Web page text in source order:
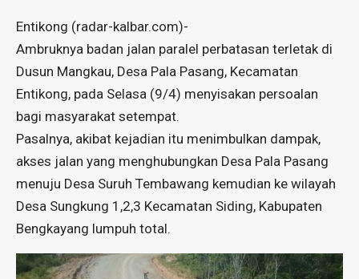
Entikong (radar-kalbar.com)-
Ambruknya badan jalan paralel perbatasan terletak di
Dusun Mangkau, Desa Pala Pasang, Kecamatan
Entikong, pada Selasa (9/4) menyisakan persoalan
bagi masyarakat setempat.
Pasalnya, akibat kejadian itu menimbulkan dampak,
akses jalan yang menghubungkan Desa Pala Pasang
menuju Desa Suruh Tembawang kemudian ke wilayah
Desa Sungkung 1,2,3 Kecamatan Siding, Kabupaten
Bengkayang lumpuh total.